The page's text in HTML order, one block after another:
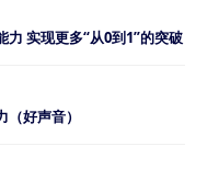
力 实现更多“从0到1”的突破
好声音）